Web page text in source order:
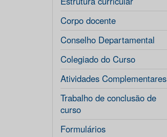
Corpo docente
Conselho Departamental
Colegiado do Curso
Atividades Complementares
Trabalho de conclusão de
curso
Formulários